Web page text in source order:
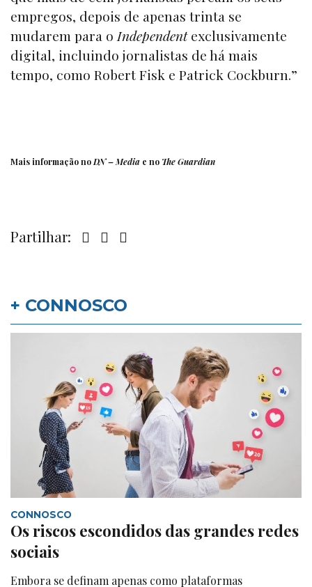
empregos, depois de apenas trinta se
mudarem para o Independentexclusivamente
digital, incluindo jornalistas de há mais
tempo, como Robert Fisk e Patrick Cockburn.”
Mais informação noDN – Media e no The Guardian
Partilhar:
+ CONNOSCO
CONNOSCO
Os riscos escondidos das grandes redes
sociais
Embora se definam apenas como plataformas